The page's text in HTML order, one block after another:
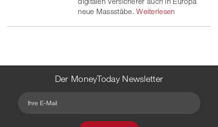
neue Massstäbe. Weiterlesen
Der MoneyToday Newsletter